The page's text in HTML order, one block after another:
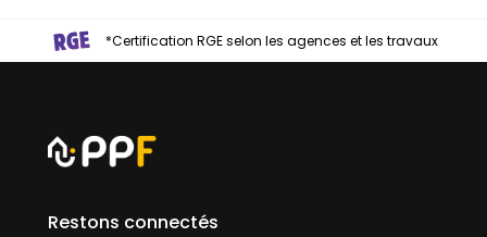
*Certification RGE selon les agences et les travaux
Restons connectés